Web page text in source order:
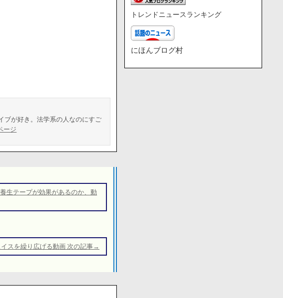
ブが好き。法学系の人なのにすご
ージ
生テープが効果があるのか、動
スを繰り広げる動画 次の記事→
トレンドニュースランキング
にほんブログ村